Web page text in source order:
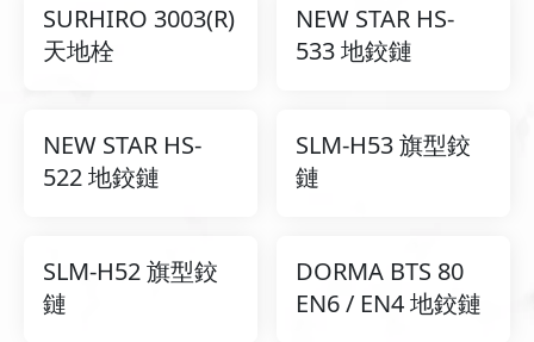
SURHIRO 3003(R)
天地栓
NEW STAR HS-
533 地鉸鏈
NEW STAR HS-
522 地鉸鏈
SLM-H53 旗型鉸
鏈
SLM-H52 旗型鉸
鏈
DORMA BTS 80
EN6 / EN4 地鉸鏈